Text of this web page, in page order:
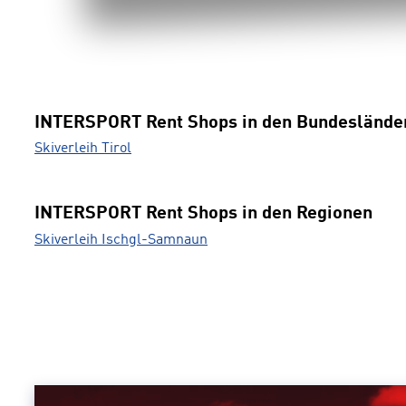
INTERSPORT Rent Shops in den
Skiverleih Tirol
INTERSPORT Rent Shops in den Regionen
Skiverleih Ischgl-Samnaun